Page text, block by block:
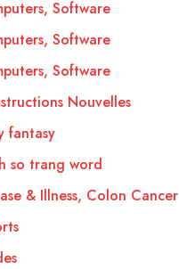
Software
Software
Software
Nouvelles
fantasy
so trang word
& Illness, Colon Cancer